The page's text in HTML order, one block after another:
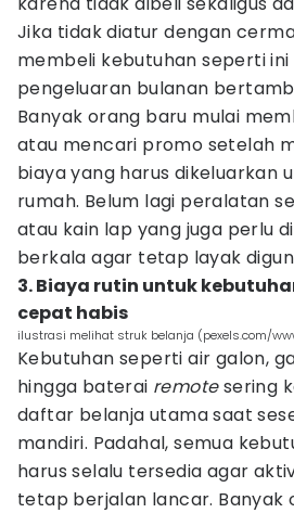
Jika tidak diatur dengan
membeli kebutuhan seperti
pengeluaran bulanan
Banyak orang baru mulai
atau mencari promo setelah
biaya yang harus dikeluarkan
rumah. Belum lagi peralatan
atau kain lap yang juga perlu
berkala agar tetap layak
3. Biaya rutin untuk
cepat habis
ilustrasi melihat struk belanja (pexels.com/
Kebutuhan seperti air galon,
hingga baterai remotesering
daftar belanja utama saat
mandiri. Padahal, semua
harus selalu tersedia agar
tetap berjalan lancar. Banyak